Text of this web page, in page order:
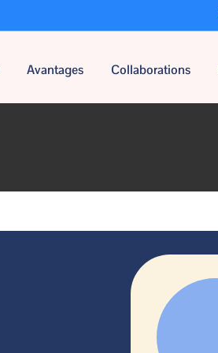
Avantages Collaborations